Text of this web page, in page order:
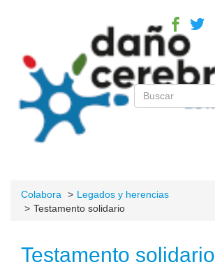
Colabora
Legados y herencias
Testamento solidario
Testamento solidario